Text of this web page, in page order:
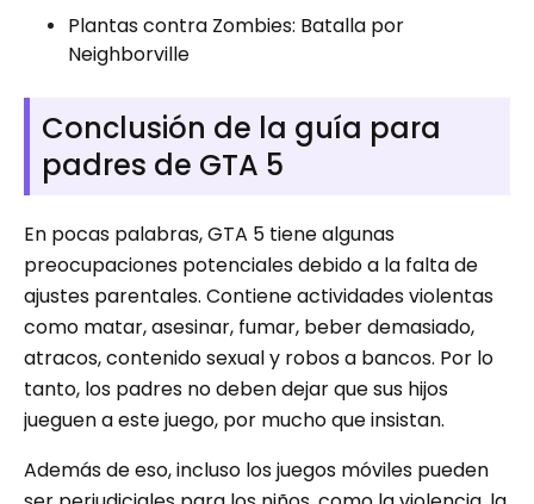
Plantas contra Zombies: Batalla por
Neighborville
Conclusión de la guía para
padres de GTA 5
En pocas palabras, GTA 5 tiene algunas
preocupaciones potenciales debido a la falta de
ajustes parentales. Contiene actividades violentas
como matar, asesinar, fumar, beber demasiado,
atracos, contenido sexual y robos a bancos. Por lo
tanto, los padres no deben dejar que sus hijos
jueguen a este juego, por mucho que insistan.
Además de eso, incluso los juegos móviles pueden